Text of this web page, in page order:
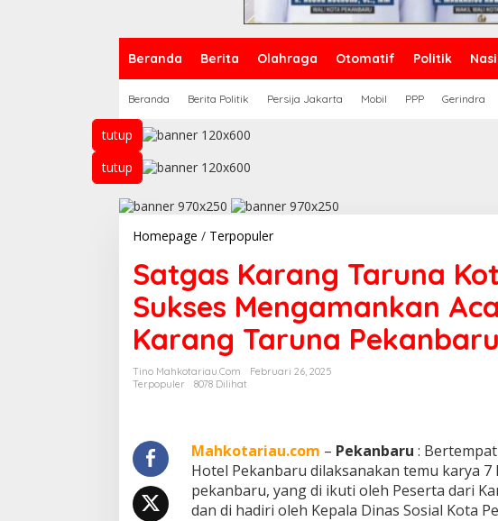
Beranda Berita Olahraga Otomatif Politik
Beranda Berita Politik Persija Jakarta Mobil PPP Gerindra
tutup
tutup
Homepage / TerpopulerS
t
g
a
s
K
a
a
r
u
n
a
Satgas Karang Taruna
Sukses Mengamankan
Karang Taruna Pekanbaru
Tino Mahkotariau.com
Februari 26, 2025
Terpopuler
8078 Dilihat
Mahkotariau.com – Pekanbaru :
Hotel Pekanbaru dilaksanakan temu karya
pekanbaru, yang di ikuti oleh Peserta dari
dan di hadiri oleh Kepala Dinas Sosial Kota